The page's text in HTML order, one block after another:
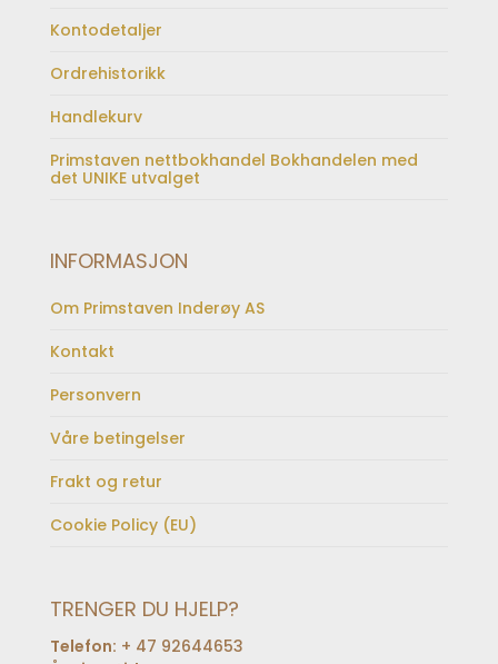
Kontodetaljer
Ordrehistorikk
Handlekurv
Primstaven nettbokhandel Bokhandelen med
det UNIKE utvalget
INFORMASJON
Om Primstaven Inderøy AS
Kontakt
Personvern
Våre betingelser
Frakt og retur
Cookie Policy (EU)
TRENGER DU HJELP?
Telefon: + 47 92644653